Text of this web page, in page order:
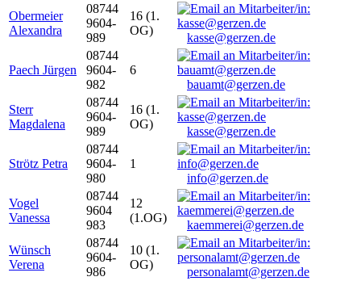
Obermeier
Alexandra
08744
9604-
989
16 (1.
OG)
kasse@gerzen.de
Paech Jürgen
08744
9604-
982
6
bauamt@gerzen.de
Sterr
Magdalena
08744
9604-
989
16 (1.
OG)
kasse@gerzen.de
Strötz Petra
08744
9604-
980
1
info@gerzen.de
Vogel
Vanessa
08744
9604
983
12
(1.OG)
kaemmerei@gerzen.de
Wünsch
Verena
08744
9604-
986
10 (1.
OG)
personalamt@gerzen.de